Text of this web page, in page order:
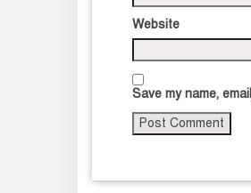
Website
Save my name,